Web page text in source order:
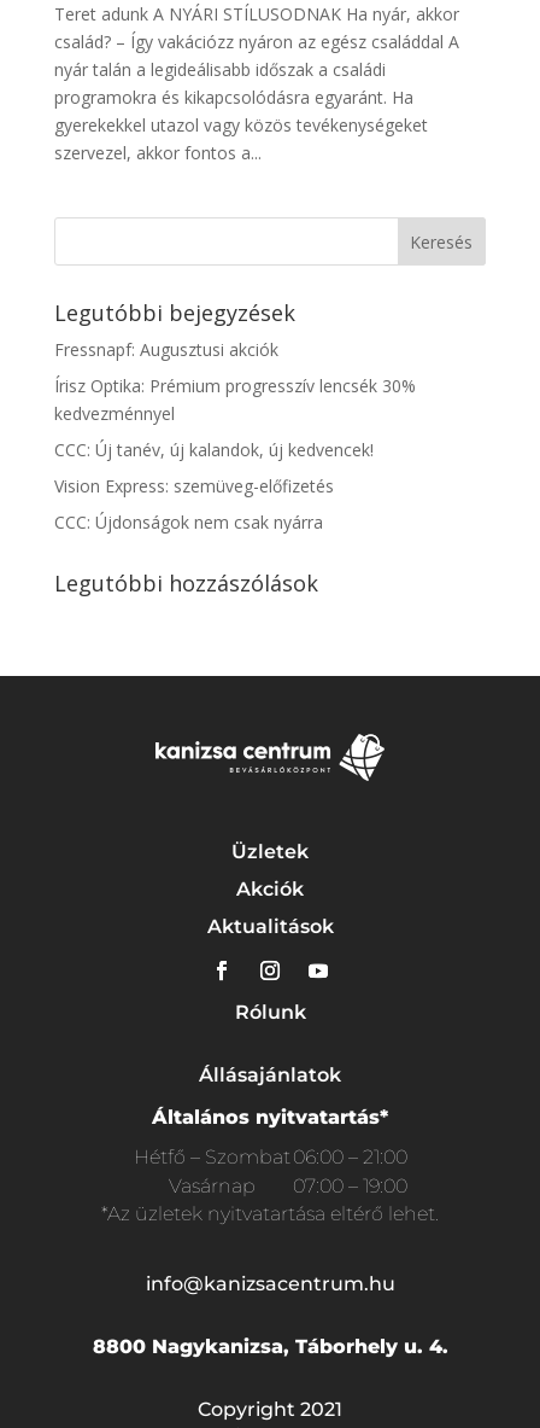
Teret adunk A NYÁRI STÍLUSODNAK Ha nyár, akkor
család? – Így vakációzz nyáron az egész családdal A
nyár talán a legideálisabb időszak a családi
programokra és kikapcsolódásra egyaránt. Ha
gyerekekkel utazol vagy közös tevékenységeket
szervezel, akkor fontos a...
Legutóbbi bejegyzések
Fressnapf: Augusztusi akciók
Írisz Optika: Prémium progresszív lencsék 30%
kedvezménnyel
CCC: Új tanév, új kalandok, új kedvencek!
Vision Express: szemüveg-előfizetés
CCC: Újdonságok nem csak nyárra
Legutóbbi hozzászólások
Üzletek
Akciók
Aktualitások
Rólunk
Állásajánlatok
Általános nyitvatartás*
Hétfő – Szombat06:00 – 21:00
Vasárnap
07:00 – 19:00
*Az üzletek nyitvatartása eltérő lehet.
info@kanizsacentrum.hu
8800 Nagykanizsa, Táborhely u. 4.
Copyright 2021